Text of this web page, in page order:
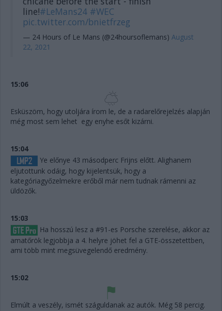
line!#LeMans24 #WEC
pic.twitter.com/bnietfrzeg
— 24 Hours of Le Mans (@24hoursoflemans) August
22, 2021
15:06
Esküszöm, hogy utoljára írom le, de a radarelőrejelzés alapján
még most sem lehet egy enyhe esőt kizárni.
15:04
Ye előnye 43 másodperc Frijns előtt. Alighanem
eljutottunk odáig, hogy kijelentsük, hogy a
kategóriagyőzelmekre erőből már nem tudnak rámenni az
üldözők.
15:03
Ha hosszú lesz a #91-es Porsche szerelése, akkor az
amatőrök legjobbja a 4. helyre jöhet fel a GTE-összetettben,
ami több mint megsüvegelendő eredmény.
15:02
Elmúlt a veszély, ismét száguldanak az autók. Még 58 percig.